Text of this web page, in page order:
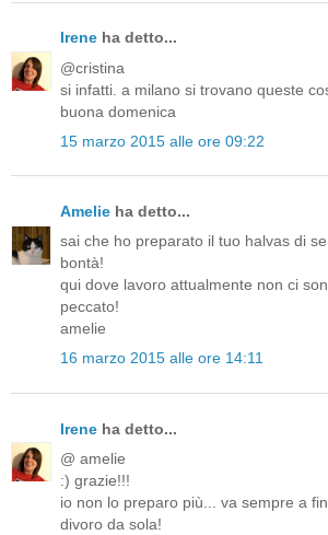
Irene ha detto...
@cristina
si infatti. a milano si trovano queste
buona domenica
15 marzo 2015 alle ore 09:22
Amelie ha detto...
sai che ho preparato il tuo halvas di
bontà!
qui dove lavoro attualmente non ci
peccato!
amelie
16 marzo 2015 alle ore 14:11
Irene ha detto...
@ amelie
:) grazie!!!
io non lo preparo più... va sempre a
divoro da sola!